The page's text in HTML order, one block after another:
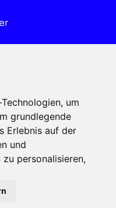
um
grundlegende
Erlebnis auf der
und
personalisieren,
auf Social